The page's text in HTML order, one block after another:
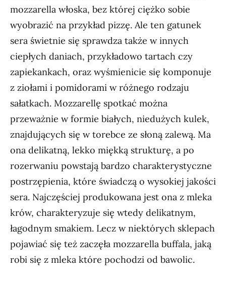
mozzarella włoska, bez której ciężko sobie
wyobrazić na przykład pizzę. Ale ten gatunek
sera świetnie się sprawdza także w innych
ciepłych daniach, przykładowo tartach czy
zapiekankach, oraz wyśmienicie się komponuje
z ziołami i pomidorami w różnego rodzaju
sałatkach. Mozzarellę spotkać można
przeważnie w formie białych, niedużych kulek,
znajdujących się w torebce ze słoną zalewą. Ma
ona delikatną, lekko miękką strukturę, a po
rozerwaniu powstają bardzo charakterystyczne
postrzępienia, które świadczą o wysokiej jakości
sera. Najczęściej produkowana jest ona z mleka
krów, charakteryzuje się wtedy delikatnym,
łagodnym smakiem. Lecz w niektórych sklepach
pojawiać się też zaczęła mozzarella buffala, jaką
robi się z mleka które pochodzi od bawolic.